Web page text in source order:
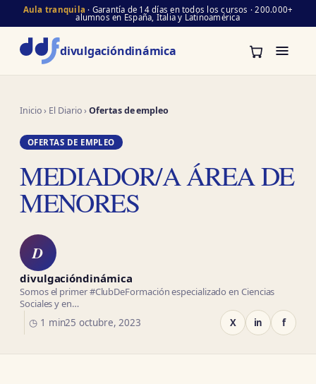
Aula tranquila · Garantía de 14 días en todos los cursos · 200.000+
alumnos en España, Italia y Latinoamérica
divulgacióndinámica
Inicio› El Diario›Ofertas de empleo
OFERTAS DE EMPLEO
MEDIADOR/A ÁREA DE
MENORES
D
divulgacióndinámica
Somos el primer #ClubDeFormación especializado en Ciencias
Sociales y en…
◷ 1 min25 octubre, 2023 X in f